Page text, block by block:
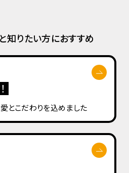
知りたい方におすすめ
愛とこだわりを込めました